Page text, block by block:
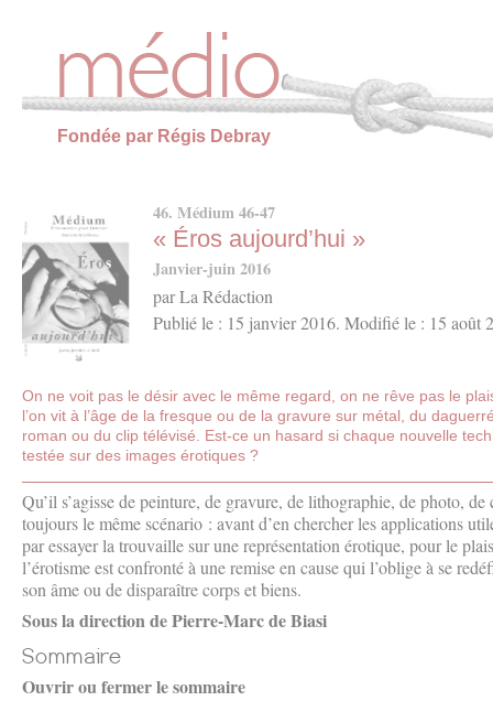
Fondée par Régis Debray
46. Médium 46-47
« Éros aujourd’hui »
Janvier-juin 2016
par La Rédaction
Publié le : 15 janvier 2016. Modifié le : 15 août
On ne voit pas le désir avec le même regard, on ne rêve pas le
l’on vit à l’âge de la fresque ou de la gravure sur métal, du
roman ou du clip télévisé. Est-ce un hasard si chaque nouvelle
testée sur des images érotiques ?
Qu’il s’agisse de peinture, de gravure, de lithographie, de photo,
toujours le même scénario : avant d’en chercher les applications
par essayer la trouvaille sur une représentation érotique, pour le
l’érotisme est confronté à une remise en cause qui l’oblige à se
son âme ou de disparaître corps et biens.
Sous la direction de Pierre-Marc de Biasi
Ouvrir ou fermer le sommaire